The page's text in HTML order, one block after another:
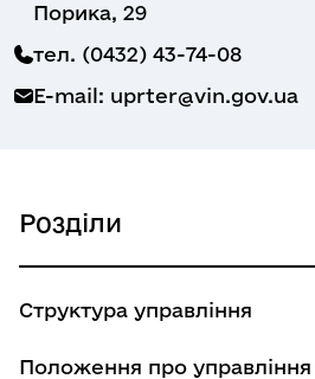
Порика, 29
тел. (0432) 43-74-08
E-mail: uprter@vin.gov.ua
Розділи
Структура управління
Положення про управління